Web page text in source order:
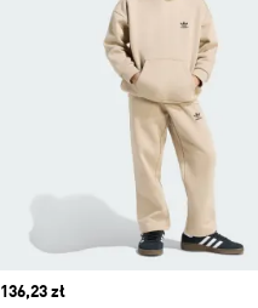
Current price
136,23 zł